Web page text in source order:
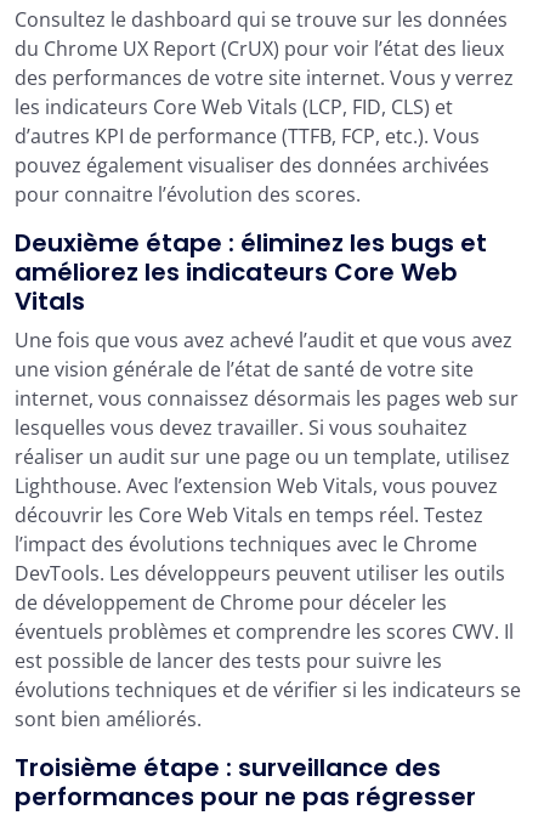
Consultez le dashboard qui se trouve sur les données
du Chrome UX Report (CrUX) pour voir l’état des lieux
des performances de votre site internet. Vous y verrez
les indicateurs Core Web Vitals (LCP, FID, CLS) et
d’autres KPI de performance (TTFB, FCP, etc.). Vous
pouvez également visualiser des données archivées
pour connaitre l’évolution des scores.
Deuxième étape : éliminez les bugs et
améliorez les indicateurs Core Web
Vitals
Une fois que vous avez achevé l’audit et que vous avez
une vision générale de l’état de santé de votre site
internet, vous connaissez désormais les pages web sur
lesquelles vous devez travailler. Si vous souhaitez
réaliser un audit sur une page ou un template, utilisez
Lighthouse. Avec l’extension Web Vitals, vous pouvez
découvrir les Core Web Vitals en temps réel. Testez
l’impact des évolutions techniques avec le Chrome
DevTools. Les développeurs peuvent utiliser les outils
de développement de Chrome pour déceler les
éventuels problèmes et comprendre les scores CWV. Il
est possible de lancer des tests pour suivre les
évolutions techniques et de vérifier si les indicateurs se
sont bien améliorés.
Troisième étape : surveillance des
performances pour ne pas régresser